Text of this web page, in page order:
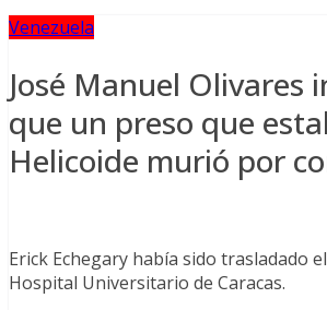
Venezuela
José Manuel Olivares
que un preso que
Helicoide murió por
Erick Echegary había sido trasladado
Hospital Universitario de Caracas.